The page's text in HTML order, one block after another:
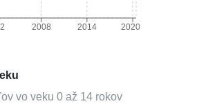
2008 2014 2020
vo veku 0 až 14 rokov